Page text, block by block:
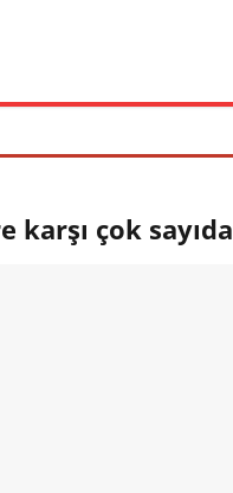
çok sayıda